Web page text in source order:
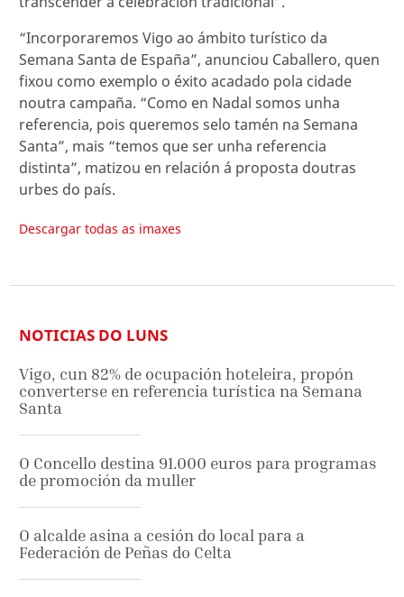
“Incorporaremos Vigo ao ámbito turístico da
Semana Santa de España”, anunciou Caballero, quen
fixou como exemplo o éxito acadado pola cidade
noutra campaña. “Como en Nadal somos unha
referencia, pois queremos selo tamén na Semana
Santa”, mais “temos que ser unha referencia
distinta”, matizou en relación á proposta doutras
urbes do país.
Descargar todas as imaxes
NOTICIAS DO LUNS
Vigo, cun 82% de ocupación hoteleira, propón
converterse en referencia turística na Semana
Santa
O Concello destina 91.000 euros para programas
de promoción da muller
O alcalde asina a cesión do local para a
Federación de Peñas do Celta